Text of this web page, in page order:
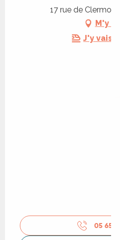
17 rue de
M'y
J'y vais
05 65